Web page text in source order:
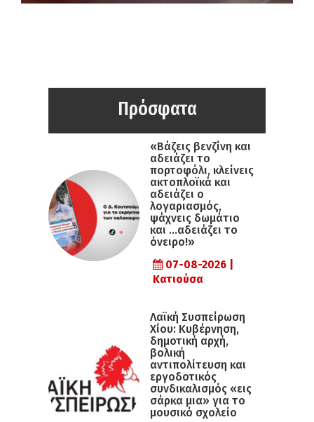
Πρόσφατα
«Βάζεις βενζίνη και
αδειάζει το
πορτοφόλι, κλείνεις
ακτοπλοϊκά και
αδειάζει ο
λογαριασμός,
ψάχνεις δωμάτιο
και …αδειάζει το
όνειρο!»
07-08-2026 |
Κατιούσα
Λαϊκή Συσπείρωση
Χίου: Κυβέρνηση,
δημοτική αρχή,
βολική
αντιπολίτευση και
εργοδοτικός
συνδικαλισμός «εις
σάρκα μια» για το
μουσικό σχολείο